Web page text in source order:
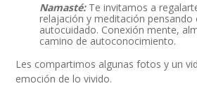
Namasté:Te invitamos a
relajación y meditación pensando
autocuidado. Conexión mente,
camino de autoconocimiento.
Les compartimos algunas fotos y un
emoción de lo vivido.